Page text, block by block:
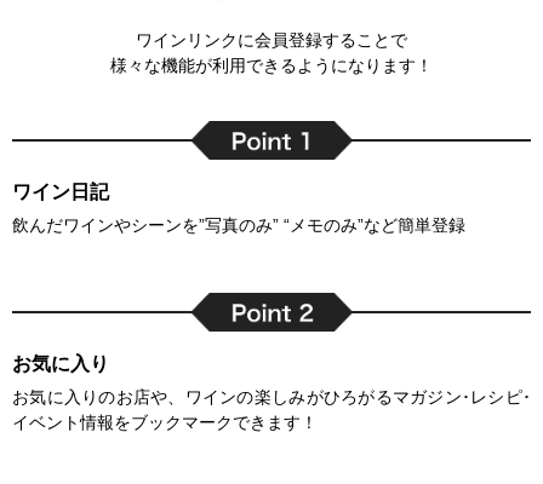
ワインリンクに会員登録することで
様々な機能が利用できるようになります！
ワイン日記
飲んだワインやシーンを”写真のみ” “メモのみ”など簡単登録
お気に入り
お気に入りのお店や、ワインの楽しみがひろがるマガジン･レシピ･
イベント情報をブックマークできます！